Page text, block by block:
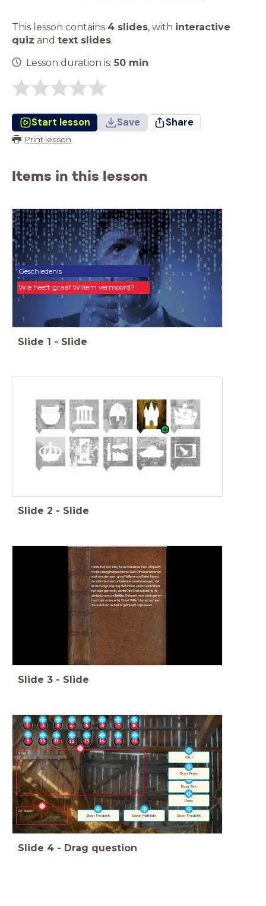
This lesson contains 4 slides, with interactive
quiz and text slides.
Lesson duration is: 50 min
Start lesson Save Share
Print lesson
Items in this lesson
Geschiedenis
Wie heeft graaf Willem vermoord?
Slide 1 - Slide
Slide 2 - Slide
Het is het jaar 1189, bij de Gelderse stad Zutphen.
Het is vroeg in de ochtend. Boer Dirk loopt naar de
stal van zijn heer, graaf Willem van Gelre. Naast
de stal staat een onbekende paardenwagen, die
er de vorige dag nog niet stond. Die is vast niet in
het dorp gemaakt, denkt Dirk. Dan schrikt hij. Hij
ziet iets verschrikkelijks. Dirk rent naar zijn hutje en
haalt zijn vrouw erbij. Graaf Willem hangt aan een
touw dat om de balk is geknoopt. Hij is dood!
Slide 3 - Slide
Stap 1
De dader
1 2 3 4 5 6 7 8
9 10 11 12 13 14 15 16
Gravin Mathilde
Boer Dirk
Boer Frans
Otto
Boer Frederik
Floris
Boer Frederik
Slide 4 - Drag question